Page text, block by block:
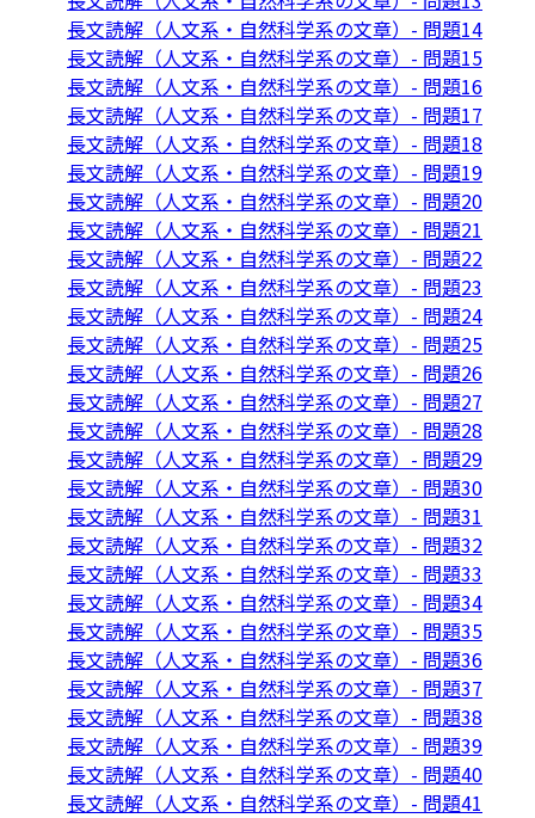
長文読解（人文系・自然科学系の文章）- 問題14
長文読解（人文系・自然科学系の文章）- 問題15
長文読解（人文系・自然科学系の文章）- 問題16
長文読解（人文系・自然科学系の文章）- 問題17
長文読解（人文系・自然科学系の文章）- 問題18
長文読解（人文系・自然科学系の文章）- 問題19
長文読解（人文系・自然科学系の文章）- 問題20
長文読解（人文系・自然科学系の文章）- 問題21
長文読解（人文系・自然科学系の文章）- 問題22
長文読解（人文系・自然科学系の文章）- 問題23
長文読解（人文系・自然科学系の文章）- 問題24
長文読解（人文系・自然科学系の文章）- 問題25
長文読解（人文系・自然科学系の文章）- 問題26
長文読解（人文系・自然科学系の文章）- 問題27
長文読解（人文系・自然科学系の文章）- 問題28
長文読解（人文系・自然科学系の文章）- 問題29
長文読解（人文系・自然科学系の文章）- 問題30
長文読解（人文系・自然科学系の文章）- 問題31
長文読解（人文系・自然科学系の文章）- 問題32
長文読解（人文系・自然科学系の文章）- 問題33
長文読解（人文系・自然科学系の文章）- 問題34
長文読解（人文系・自然科学系の文章）- 問題35
長文読解（人文系・自然科学系の文章）- 問題36
長文読解（人文系・自然科学系の文章）- 問題37
長文読解（人文系・自然科学系の文章）- 問題38
長文読解（人文系・自然科学系の文章）- 問題39
長文読解（人文系・自然科学系の文章）- 問題40
長文読解（人文系・自然科学系の文章）- 問題41